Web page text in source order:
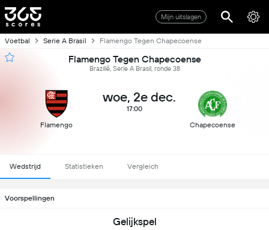
Mijn uitslagen
Voetbal Serie A Brasil Flamengo Tegen Chapecoense
Flamengo Tegen Chapecoense
Brazilië, Serie A Brasil, ronde 38
Flamengo
woe, 2e dec.
17:00
Chapecoense
Wedstrijd Statistieken Vergleich
Voorspellingen
Gelijkspel